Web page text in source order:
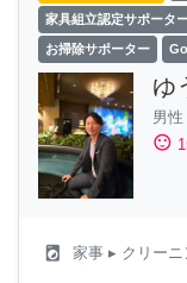
家具組立認定サポータ
お掃除サポーター
ゆ
男性
sentiment_satisfied
local_laundry_service 家事 ▸ クリーニ